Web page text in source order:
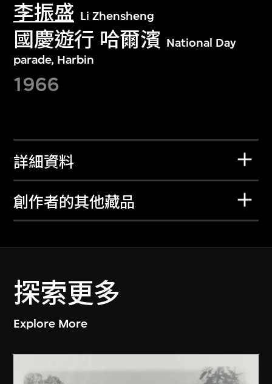
李振盛 Li Zhensheng
國慶遊行 哈爾濱 National Day
parade, Harbin
1966
詳細資料
創作者的其他藏品
探索更多
Explore More
探索世界頂級的二十及二十一世紀視覺
文化藏品。